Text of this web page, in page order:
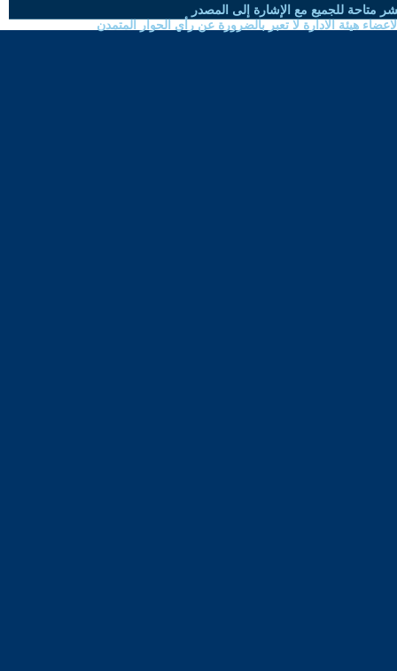
متاحة للجميع مع الإشارة إلى المصدر
هيئة الادارة لا تعبر بالضرورة عن رأي الحوار المتمدن